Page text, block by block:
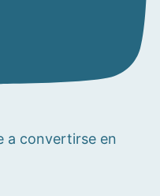
a convertirse en